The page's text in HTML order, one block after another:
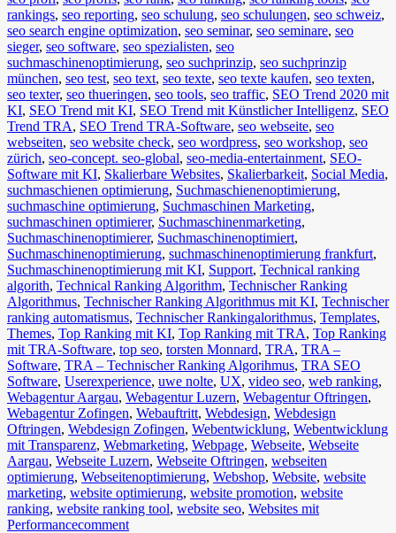
rankings, seo reporting, seo schulung, seo schulungen, seo schweiz,
seo search engine optimization, seo seminar, seo seminare, seo
sieger, seo software, seo spezialisten, seo
suchmaschinenoptimierung, seo suchprinzip, seo suchprinzip
münchen, seo test, seo text, seo texte, seo texte kaufen, seo texten,
seo texter, seo thueringen, seo tools, seo traffic, SEO Trend 2020 mit
KI, SEO Trend mit KI, SEO Trend mit Künstlicher Intelligenz, SEO
Trend TRA, SEO Trend TRA-Software, seo webseite, seo
webseiten, seo website check, seo wordpress, seo workshop, seo
zürich, seo-concept. seo-global, seo-media-entertainment, SEO-
Software mit KI, Skalierbare Websites, Skalierbarkeit, Social Media,
suchmaschienen optimierung, Suchmaschienenoptimierung,
suchmaschine optimierung, Suchmaschinen Marketing,
suchmaschinen optimierer, Suchmaschinenmarketing,
Suchmaschinenoptimierer, Suchmaschinenoptimiert,
Suchmaschinenoptimierung, suchmaschinenoptimierung frankfurt,
Suchmaschinenoptimierung mit KI, Support, Technical ranking
algorith, Technical Ranking Algorithm, Technischer Ranking
Algorithmus, Technischer Ranking Algorithmus mit KI, Technischer
ranking automatismus, Technischer Rankingalorithmus, Templates,
Themes, Top Ranking mit KI, Top Ranking mit TRA, Top Ranking
mit TRA-Software, top seo, torsten Monnard, TRA, TRA –
Software, TRA – Technischer Ranking Algorihmus, TRA SEO
Software, Userexperience, uwe nolte, UX, video seo, web ranking,
Webagentur Aargau, Webagentur Luzern, Webagentur Oftringen,
Webagentur Zofingen, Webauftritt, Webdesign, Webdesign
Oftringen, Webdesign Zofingen, Webentwicklung, Webentwicklung
mit Transparenz, Webmarketing, Webpage, Webseite, Webseite
Aargau, Webseite Luzern, Webseite Oftringen, webseiten
optimierung, Webseitenoptimierung, Webshop, Website, website
marketing, website optimierung, website promotion, website
ranking, website ranking tool, website seo, Websites mit
Performancecomment